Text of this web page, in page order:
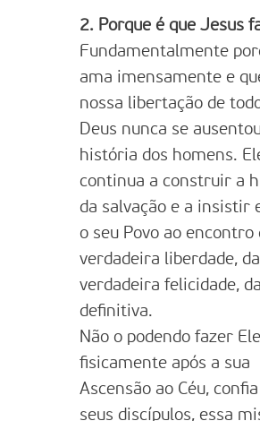
2. Porque é que Jesus
Fundamentalmente
ama imensamente e
nossa libertação de
Deus nunca se
história dos homens.
continua a construir a
da salvação e a insistir
o seu Povo ao encontro
verdadeira liberdade, da
verdadeira felicidade,
definitiva.
Não o podendo fazer Ele
fisicamente após a sua
Ascensão ao Céu,
seus discípulos, essa